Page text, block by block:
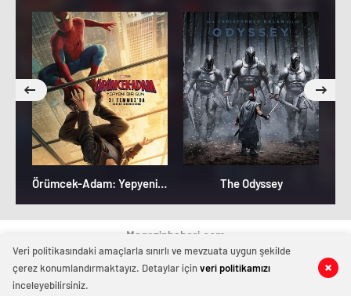
Örümcek-Adam: Yepyeni Bir Gün The Odyssey
Magazinhaberi.com
Veri politikasındaki amaçlarla sınırlı ve mevzuata uygun şekilde
çerez konumlandırmaktayız. Detaylar içinveri politikamızı
inceleyebilirsiniz.